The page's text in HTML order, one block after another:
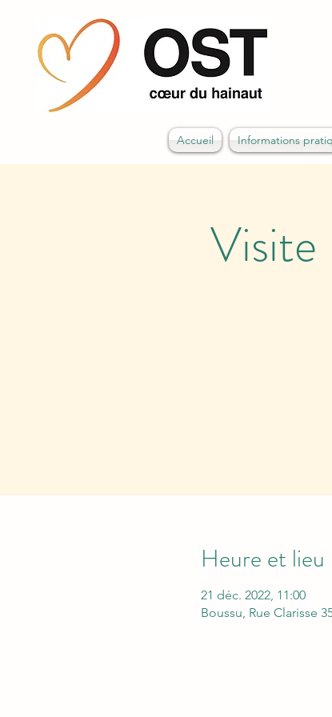
Accueil Informations
Visite
Heure et lieu
21 déc. 2022, 11:00
Boussu, Rue Clarisse